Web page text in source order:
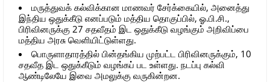
மருத்துவக் கல்விக்கான மாணவர் சேர்க்கையில், அனைத்து
இந்திய ஒதுக்கீடு எனப்படும் மத்திய தொகுப்பில், ஓ.பி.சி.,
பிரிவினருக்கு 27 சதவீதம் இட ஒதுக்கீடு வழங்கும் அறிவிப்பை
மத்திய அரசு வெளியிட்டுள்ளது.
பொருளாதாரத்தில் பின்தங்கிய முற்பட்ட பிரிவினருக்கும், 10
சதவீத இட ஒதுக்கீடும் வழங்கப் பட உள்ளது. நடப்பு கல்வி
ஆண்டிலேயே இவை அமலுக்கு வருகின்றன.